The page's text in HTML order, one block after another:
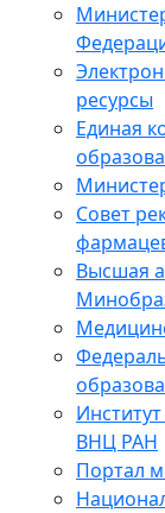
ресурсы
Единая
Совет
Высшая
ВНЦ РАН
Портал